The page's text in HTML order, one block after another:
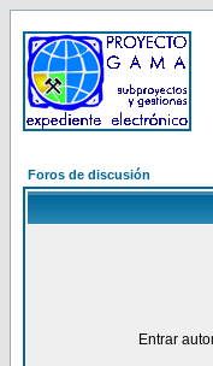
Foros de discusión
Entrar